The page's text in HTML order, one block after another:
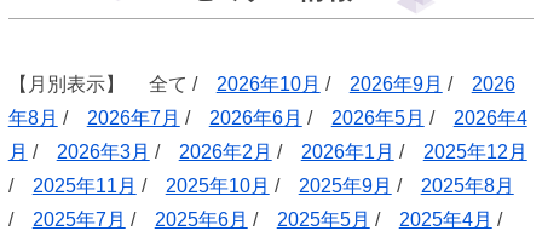
【月別表示】 全て / 2026年10月 / 2026年9月 / 2026
年8月 / 2026年7月 / 2026年6月 / 2026年5月 / 2026年4
月 / 2026年3月 / 2026年2月 / 2026年1月 / 2025年12月
/ 2025年11月 / 2025年10月 / 2025年9月 / 2025年8月
/ 2025年7月 / 2025年6月 / 2025年5月 / 2025年4月 /